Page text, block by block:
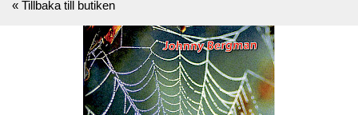
« Tillbaka till butiken